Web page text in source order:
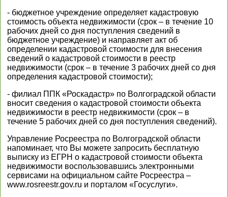
- бюджетное учреждение определяет кадастровую
стоимость объекта недвижимости (срок – в течение 10
рабочих дней со дня поступления сведений в
бюджетное учреждение) и направляет акт об
определении кадастровой стоимости для внесения
сведений о кадастровой стоимости в реестр
недвижимости (срок – в течение 3 рабочих дней со дня
определения кадастровой стоимости);
- филиал ППК «Роскадастр» по Волгоградской области
вносит сведения о кадастровой стоимости объекта
недвижимости в реестр недвижимости (срок – в
течение 5 рабочих дней со дня поступления сведений).
Управление Росреестра по Волгоградской области
напоминает, что Вы можете запросить бесплатную
выписку из ЕГРН о кадастровой стоимости объекта
недвижимости воспользовавшись электронными
сервисами на официальном сайте Росреестра –
www.rosreestr.gov.ru и порталом «Госуслуги».